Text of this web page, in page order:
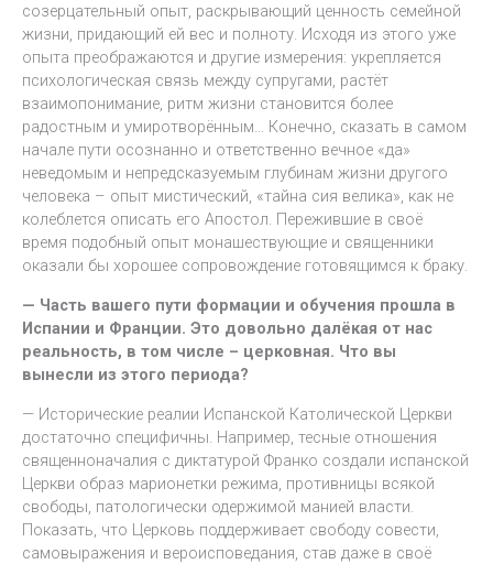
созерцательный опыт, раскрывающий ценность семейной
жизни, придающий ей вес и полноту. Исходя из этого уже
опыта преображаются и другие измерения: укрепляется
психологическая связь между супругами, растёт
взаимопонимание, ритм жизни становится более
радостным и умиротворённым… Конечно, сказать в самом
начале пути осознанно и ответственно вечное «да»
неведомым и непредсказуемым глубинам жизни другого
человека – опыт мистический, «тайна сия велика», как не
колеблется описать его Апостол. Пережившие в своё
время подобный опыт монашествующие и священники
оказали бы хорошее сопровождение готовящимся к браку.
— Часть вашего пути формации и обучения прошла в
Испании и Франции. Это довольно далёкая от нас
реальность, в том числе – церковная. Что вы
вынесли из этого периода?
— Исторические реалии Испанской Католической Церкви
достаточно специфичны. Например, тесные отношения
священноначалия с диктатурой Франко создали испанской
Церкви образ марионетки режима, противницы всякой
свободы, патологически одержимой манией власти.
Показать, что Церковь поддерживает свободу совести,
самовыражения и вероисповедания, став даже в своё